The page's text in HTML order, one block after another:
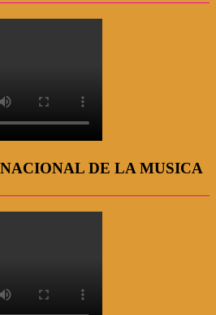
DE LA MUSICA